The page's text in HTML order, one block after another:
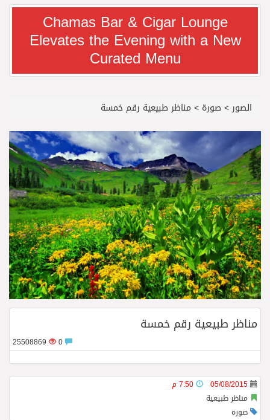
“شاماس” يقدّم تجربة مسائية راقية مع قائمة جديدة مستوحاة من النكهات البرازيلية
رجل الاعمال سعيد ال بخيت يغادر المستشفى
محمد يوسف ناغي للسيارات تطلق هيونداي فينيو الجديدة كلياً في جدة بارك
من المخيّمات الصيفية إلى المغامرات العائلية…أيامٌ لا تُنسى تجمع العائلة في دبي
الشعراء يلهبون الحماس بالبدع والرد.. في مهرجان الاطاولة
الباحة مدينة سياحية جبلية تجمع بين الطبيعة الخلابة والتراث الثقافي
فريق جازو للسباقات يحرز المراكز الثلاثة الأولى في النسخة 75 من رالي فنلندا
Chamas Bar & Cigar Lounge
Elevates the Evening with a New
Curated Menu
الصور> صورة > مناظر طبيعية رقم خمسة
مناظر طبيعية رقم خمسة
25508869
05/08/2015
مناظر طبيعية
صورة